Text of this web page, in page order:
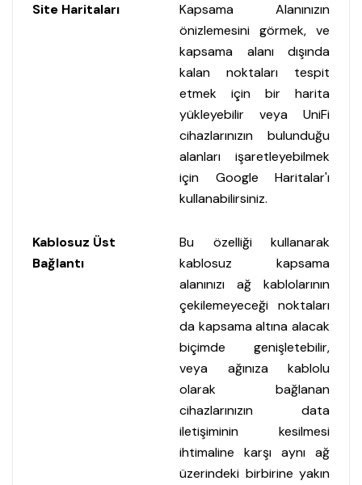
Site Haritaları
Kapsama Alanınızın
önizlemesini görmek, ve
kapsama alanı dışında
kalan noktaları tespit
etmek için bir harita
yükleyebilir veya UniFi
cihazlarınızın bulunduğu
alanları işaretleyebilmek
için Google Haritalar'ı
kullanabilirsiniz.
Kablosuz Üst
Bağlantı
Bu özelliği kullanarak
kablosuz kapsama
alanınızı ağ kablolarının
çekilemeyeceği noktaları
da kapsama altına alacak
biçimde genişletebilir,
veya ağınıza kablolu
olarak bağlanan
cihazlarınızın data
iletişiminin kesilmesi
ihtimaline karşı aynı ağ
üzerindeki birbirine yakın